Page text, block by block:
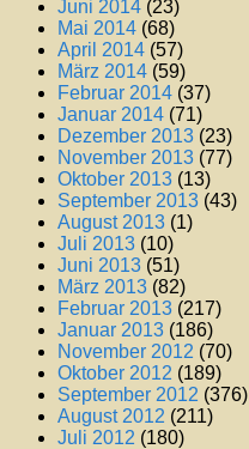
Juni 2014 (23)
Mai 2014 (68)
April 2014 (57)
März 2014 (59)
Februar 2014 (37)
Januar 2014 (71)
Dezember 2013 (23)
November 2013 (77)
Oktober 2013 (13)
September 2013 (43)
August 2013 (1)
Juli 2013 (10)
Juni 2013 (51)
März 2013 (82)
Februar 2013 (217)
Januar 2013 (186)
November 2012 (70)
Oktober 2012 (189)
September 2012 (376)
August 2012 (211)
Juli 2012 (180)